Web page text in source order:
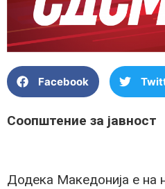
Facebook
Соопштение за јавност
Додека Македонија е на